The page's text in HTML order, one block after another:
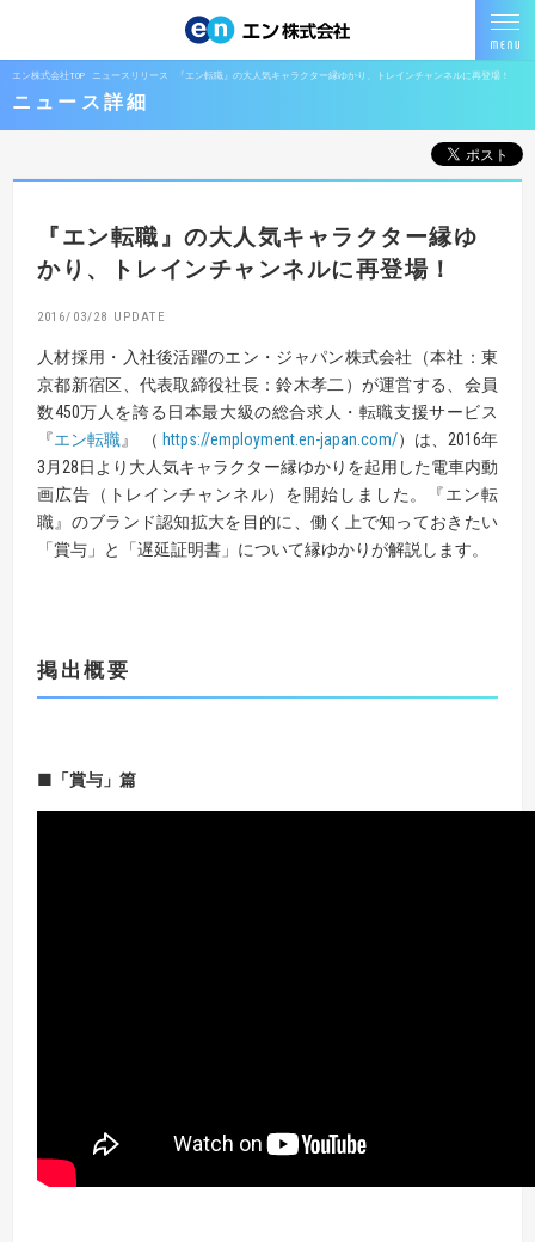
エン株式会社TOP ニュースリリース 『エン転職』の大人気キャラクター縁ゆかり、トレインチャンネルに再登場！
ニュース詳細
『エン転職』の大人気キャラクター縁ゆ
かり、トレインチャンネルに再登場！
2016/03/28
人材採用・入社後活躍のエン・ジャパン株式会社（本社：東
京都新宿区、代表取締役社長：鈴木孝二）が運営する、会員
数450万人を誇る日本最大級の総合求人・転職支援サービス
『エン転職』 （ https://employment.en-japan.com/）は、2016年
3月28日より大人気キャラクター縁ゆかりを起用した電車内動
画広告（トレインチャンネル）を開始しました。『エン転
職』のブランド認知拡大を目的に、働く上で知っておきたい
「賞与」と「遅延証明書」について縁ゆかりが解説します。
掲出概要
■「賞与」篇